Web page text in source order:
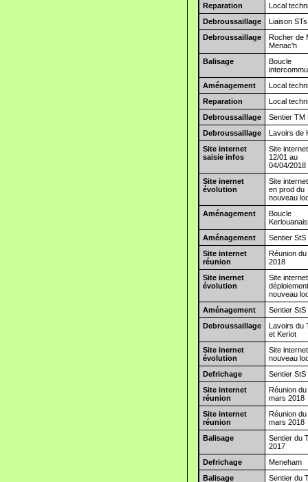
Reparation
Local
Debroussaillage
Liaison
Debroussaillage
Rocher de
Menac'h
Balisage
Boucle
Aménagement
Local
Reparation
Local
Debroussaillage
Sentier TM
Debroussaillage
Lavoirs de
Site internet
saisie infos
Site
12/01 au
04/04/2018
Site inernet
évolution
Site
en prod du
nouveau
Aménagement
Boucle
Aménagement
Sentier StS
Site internet
réunion
Réunion
2018
Site inernet
évolution
Site internet
nouveau
Aménagement
Sentier StS
Debroussaillage
Lavoirs du
et Keriot
Site inernet
évolution
Site
nouveau
Defrichage
Sentier StS
Site internet
réunion
Réunion
mars 2018
Site internet
réunion
Réunion
mars 2018
Balisage
Sentier du
2017
Defrichage
Meneham
Balisage
Sentier du